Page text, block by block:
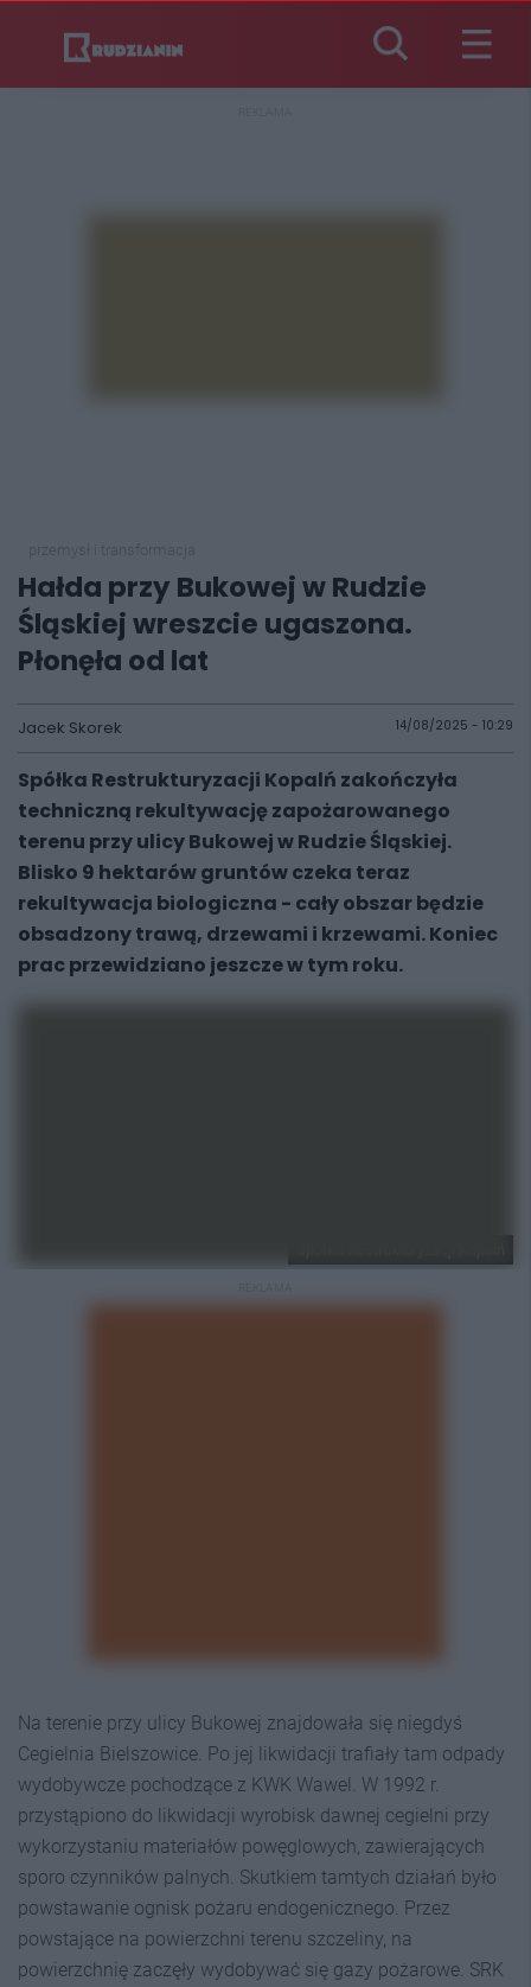
Hałda przy Bukowej w Rudzie
Śląskiej wreszcie ugaszona.
Płonęła od lat
Jacek Skorek 14/08/2025 - 10:29
Spółka Restrukturyzacji Kopalń zakończyła
techniczną rekultywację zapożarowanego
terenu przy ulicy Bukowej w Rudzie Śląskiej.
Blisko 9 hektarów gruntów czeka teraz
rekultywacja biologiczna - cały obszar będzie
obsadzony trawą, drzewami i krzewami. Koniec
prac przewidziano jeszcze w tym roku.
Na terenie przy ulicy Bukowej znajdowała się niegdyś
Cegielnia Bielszowice. Po jej likwidacji trafiały tam odpady
wydobywcze pochodzące z KWK Wawel. W 1992 r.
przystąpiono do likwidacji wyrobisk dawnej cegielni przy
wykorzystaniu materiałów powęglowych, zawierających
sporo czynników palnych. Skutkiem tamtych działań było
powstawanie ognisk pożaru endogenicznego. Przez
powstające na powierzchni terenu szczeliny, na
powierzchnię zaczęły wydobywać się gazy pożarowe. SRK